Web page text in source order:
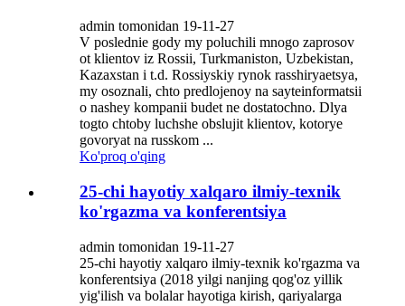
admin tomonidan 19-11-27
V poslednie gody my poluchili mnogo zaprosov
ot klientov iz Rossii, Turkmaniston, Uzbekistan,
Kazaxstan i t.d. Rossiyskiy rynok rasshiryaetsya,
my osoznali, chto predlojenoy na sayteinformatsii
o nashey kompanii budet ne dostatochno. Dlya
togto chtoby luchshe obslujit klientov, kotorye
govoryat na russkom ...
Ko'proq o'qing
25-chi hayotiy xalqaro ilmiy-texnik
ko'rgazma va konferentsiya
admin tomonidan 19-11-27
25-chi hayotiy xalqaro ilmiy-texnik ko'rgazma va
konferentsiya (2018 yilgi nanjing qog'oz yillik
yig'ilish va bolalar hayotiga kirish, qariyalarga